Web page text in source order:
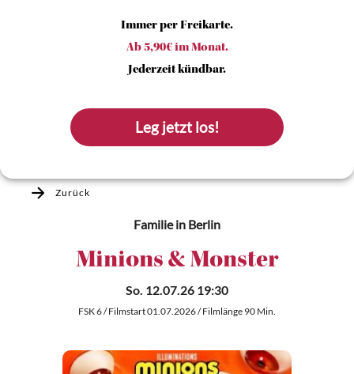
Immer per Freikarte.
Ab 5,90€ im Monat.
Jederzeit kündbar.
Leg jetzt los!
Zurück
Familiein Berlin
Minions & Monster
So. 12.07.26 19:30
FSK 6 / Filmstart 01.07.2026 / Filmlänge 90 Min.